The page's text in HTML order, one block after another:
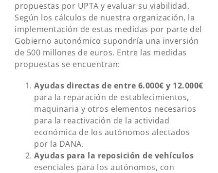
propuestas por UPTA y evaluar su viabilidad.
Según los cálculos de nuestra organización, la
implementación de estas medidas por parte del
Gobierno autonómico supondría una inversión
de 500 millones de euros. Entre las medidas
propuestas se encuentran:
Ayudas directas de entre 6.000€ y 12.000€
para la reparación de establecimientos,
maquinaria y otros elementos necesarios
para la reactivación de la actividad
económica de los autónomos afectados
por la DANA.
Ayudas para la reposición de vehículos
esenciales para los autónomos, con